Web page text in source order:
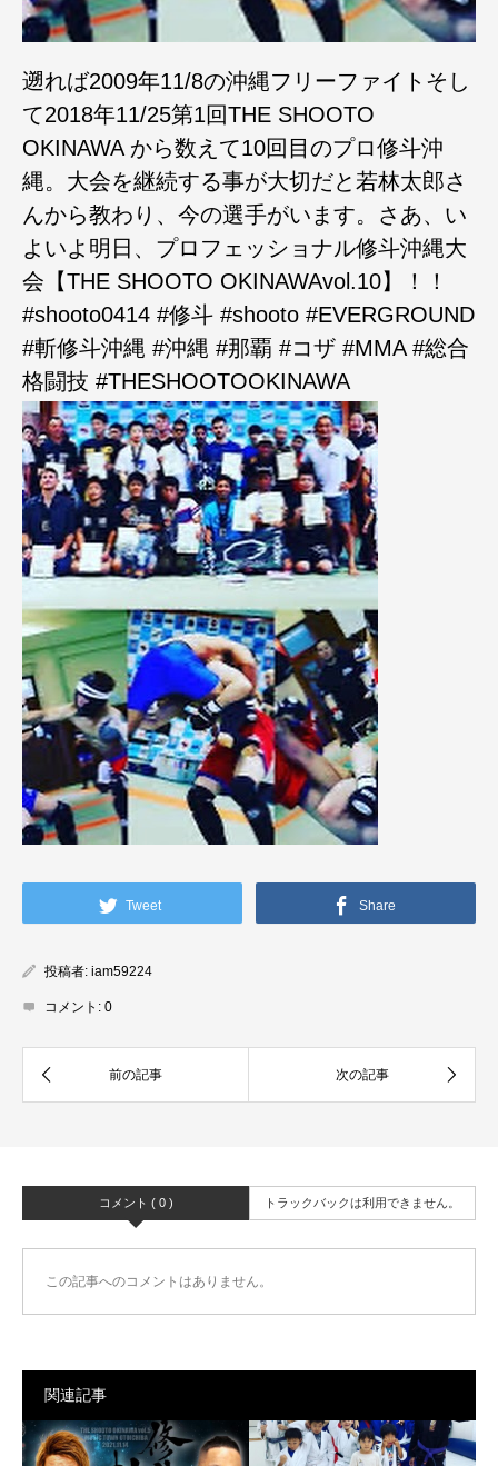
遡れば2009年11/8の沖縄フリーファイトそし
て2018年11/25第1回THE SHOOTO
OKINAWA から数えて10回目のプロ修斗沖
縄。大会を継続する事が大切だと若林太郎さ
んから教わり、今の選手がいます。さあ、い
よいよ明日、プロフェッショナル修斗沖縄大
会【THE SHOOTO OKINAWAvol.10】！！
#shooto0414 #修斗 #shooto #EVERGROUND
#斬修斗沖縄 #沖縄 #那覇 #コザ #MMA #総合
格闘技 #THESHOOTOOKINAWA
Tweet Share
投稿者: iam59224
コメント: 0
コメント ( 0 ) トラックバックは利用できません。
この記事へのコメントはありません。
関連記事